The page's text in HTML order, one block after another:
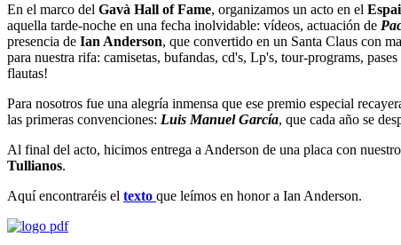
En el marco del Gavà Hall of Fame, organizamos un acto en el
aquella tarde-noche en una fecha inolvidable: vídeos, actuación de
presencia de Ian Anderson, que convertido en un Santa Claus con
para nuestra rifa: camisetas, bufandas, cd's, Lp's, tour-programs,
flautas!
Para nosotros fue una alegría inmensa que ese premio especial
las primeras convenciones: Luis Manuel García, que cada año se
Al final del acto, hicimos entrega a Anderson de una placa con
Tullianos.
Aquí encontraréis el texto que leímos en honor a Ian Anderson.